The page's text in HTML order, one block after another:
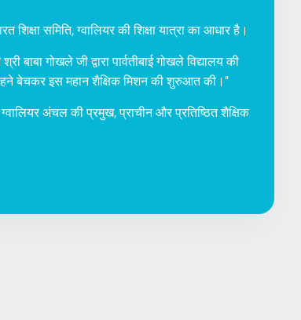
शिक्षा समिति, ग्वालियर की शिक्षा यात्रा का आधार है।
बाबा गोखले जी द्वारा पार्वतीबाई गोखले विद्यालय की
गहने बेचकर इस महान शैक्षिक मिशन की शुरुआत की।"
अंचल की प्रमुख, प्राचीन और प्रतिष्ठित शैक्षिक